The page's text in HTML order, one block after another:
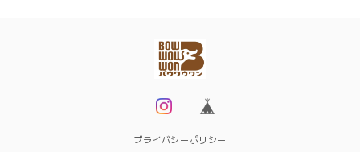
プライバシーポリシー